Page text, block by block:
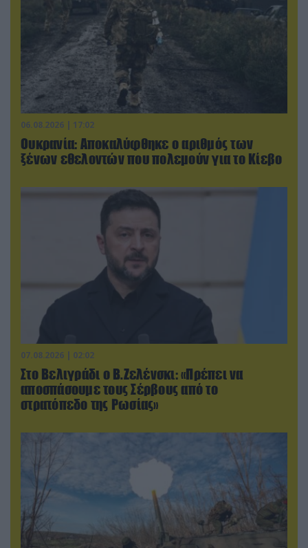
06.08.2026 | 17:02
Ουκρανία: Αποκαλύφθηκε ο αριθμός των
ξένων εθελοντών που πολεμούν για το Κίεβο
07.08.2026 | 02:02
Στο Βελιγράδι ο Β.Ζελένσκι: «Πρέπει να
αποσπάσουμε τους Σέρβους από το
στρατόπεδο της Ρωσίας»